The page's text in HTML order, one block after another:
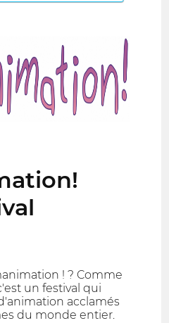
! ? Comme
un festival qui
acclamés
du monde entier.